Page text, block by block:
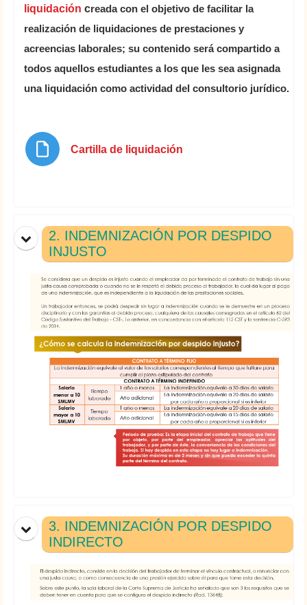
liquidación creada con el objetivo de facilitar la
realización de liquidaciones de prestaciones y
acreencias laborales; su contenido será compartido a
todos aquellos estudiantes a los que les sea asignada
una liquidación como actividad del consultorio jurídico.
Cartilla de liquidaciónArchivo
2. INDEMNIZACIÓN POR DESPIDO
INJUSTO
3. INDEMNIZACIÓN POR DESPIDO
INDIRECTO